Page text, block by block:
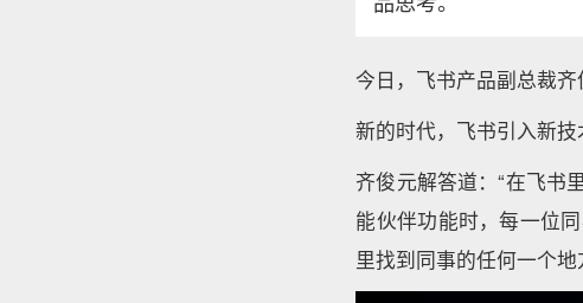
今日，飞书产品副总裁
新的时代，飞书引入新技
齐俊元解答道：“在飞书
能伙伴功能时，每一位
里找到同事的任何一个地